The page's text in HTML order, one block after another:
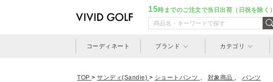
15時までのご注文で当日出荷（日祝を除く）
コーディネート ブランド カテゴリ
TOP > サンディ(Sandie) > ショートパンツ 、 対象商品 、 パンツ